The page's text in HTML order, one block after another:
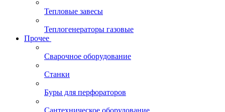
Тепловые завесы
Теплогенераторы газовые
Прочее
Сварочное оборудование
Станки
Буры для перфораторов
Сантехническое оборудование